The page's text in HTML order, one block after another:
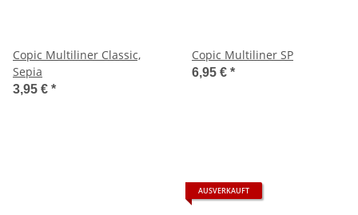
Copic Multiliner Classic,
Sepia
3,95 € *
Copic Multiliner SP
6,95 € *
AUSVERKAUFT